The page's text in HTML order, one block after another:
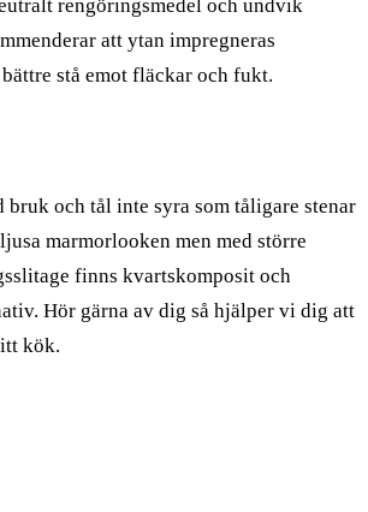
rengöringsmedel och undvik
att ytan impregneras
stå emot fläckar och fukt.
bruk och tål inte syra som tåligare stenar
marmorlooken men med större
finns kvartskomposit och
Hör gärna av dig så hjälper vi dig att
kök.